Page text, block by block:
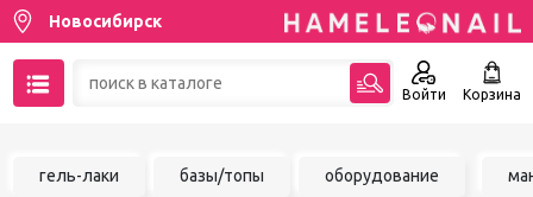
Новосибирск
Войти Корзина
гель-лаки базы/топы оборудование